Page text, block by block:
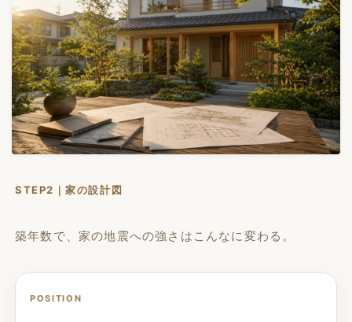
STEP2｜家の設計図
築年数で、家の地震への強さはこんなに変わる。
POSITION